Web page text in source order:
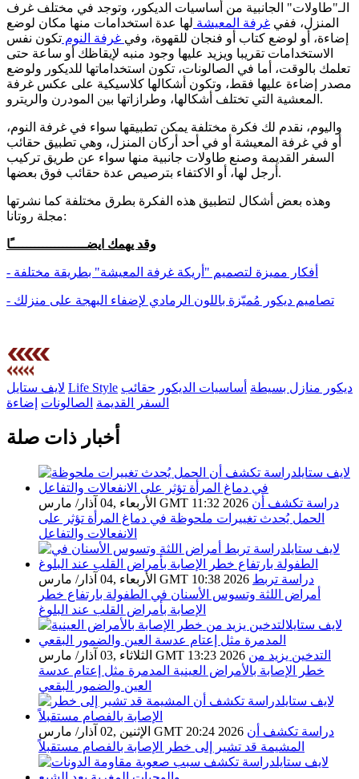
الـ"طاولات" الجانبية من أساسيات الديكور، وتوجد في مختلف غرف
المنزل، ففي غرفة المعيشة لها عدة استخدامات منها مكان لوضع
إضاءة، أو لوضع كتاب أو فنجان للقهوة، وفي غرفة النوم تكون نفس
الاستخدامات تقريبا ويزيد عليها وجود منبه لإيقاظك أو ساعة حتى
تعلمك بالوقت، أما في الصالونات، تكون استخداماتها للديكور ولوضع
مصدر إضاءة عليها فقط، وتكون أشكالها كلاسيكية على عكس غرفة
المعشية التي تختلف أشكالها، وطرازاتها بين المودرن والريترو.
واليوم، نقدم لك فكرة مختلفة يمكن تطبيقها سواء في غرفة النوم،
أو في غرفة المعيشة أو في أحد أركان المنزل، وهي تطبيق حقائب
السفر القديمة وصنع طاولات جانبية منها سواء عن طريق تركيب
أرجل لها، أو الاكتفاء بترصيص عدة حقائب فوق بعضها.
وهذه بعض أشكال لتطبيق هذه الفكرة بطرق مختلفة كما نشرتها
مجلة روتانا:
وقد يهمك ايضـــــــــــــــــــًا
- أفكار مميزة لتصميم "أريكة غرفة المعيشة" بطريقة مختلفة
- تصاميم ديكور مُميّزة باللون الرمادي لإضفاء البهجة على منزلك
لايف ستايل Life Style ديكور منازل بسيطة أساسيات الديكور حقائب
السفر القديمة الصالونات إضاءة
أخبار ذات صلة
الأربعاء ,04 آذار/ مارس GMT 11:32 2026 دراسة تكشف أن
الحمل يُحدث تغييرات ملحوظة في دماغ المرأة تؤثر على
الانفعالات والتفاعل
الأربعاء ,04 آذار/ مارس GMT 10:38 2026 دراسة تربط
أمراض اللثة وتسوس الأسنان في الطفولة بارتفاع خطر
الإصابة بأمراض القلب عند البلوغ
الثلاثاء ,03 آذار/ مارس GMT 13:23 2026 التدخين يزيد من
خطر الإصابة بالأمراض العينية المدمرة مثل إعتام عدسة
العين والضمور البقعي
الإثنين ,02 آذار/ مارس GMT 20:24 2026 دراسة تكشف أن
المشيمة قد تشير إلى خطر الإصابة بالفصام مستقبلاً